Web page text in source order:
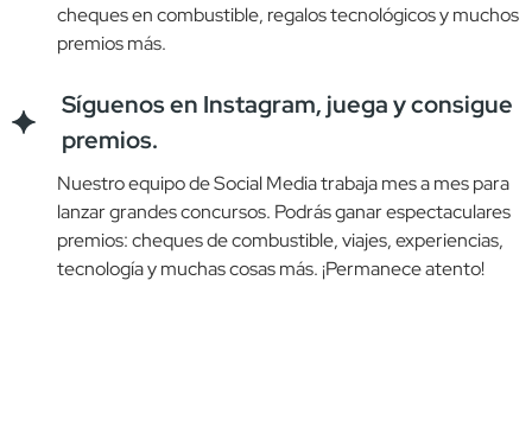
cheques en combustible, regalos tecnológicos y muchos
premios más.
Síguenos en Instagram, juega y consigue
premios.
Nuestro equipo de Social Media trabaja mes a mes para
lanzar grandes concursos. Podrásganar espectaculares
premios: cheques de combustible, viajes, experiencias,
tecnología ymuchas cosas más. ¡Permanece atento!